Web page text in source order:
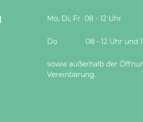
Mo, Di, Fr 08 - 12 Uhr
Do 08 - 12 Uhr und 14
sowie außerhalb der
Vereinbarung.